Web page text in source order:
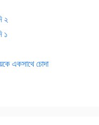
২
১
একসাথে চোদা